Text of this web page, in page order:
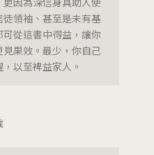
領袖、甚至是未有基
從這書中得益，讓你
果效。最少，你自己
以至裨益家人。